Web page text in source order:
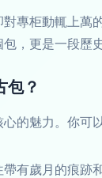
專柜動輒上萬
，更是一段歷
包？
心的魅力。你
帶有歲月的痕